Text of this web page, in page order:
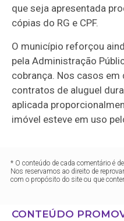
que seja apresentada
cópias do RG e CPF.
O município reforçou
pela Administração
cobrança. Nos casos
contratos de aluguel
aplicada
imóvel esteve em uso
* O conteúdo de cada comentário é
Nos reservamos ao direito de
com o propósito do site ou que